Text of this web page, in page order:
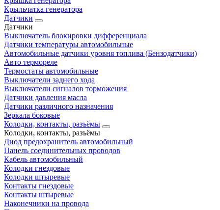
Крыльчатка генератора
Датчики
Датчики
Выключатель блокировки дифференциала
Датчики температуры автомобильные
Автомобильные датчики уровня топлива (Бензодатчики)
Авто термореле
Термостаты автомобильные
Выключатели заднего хода
Выключатели сигналов торможения
Датчики давления масла
Датчики различного назначения
Зеркала боковые
Колодки, контакты, разъёмы
Колодки, контакты, разъёмы
Диод предохранитель автомобильный
Панель соединительных проводов
Кабель автомобильный
Колодки гнездовые
Колодки штыревые
Контакты гнездовые
Контакты штыревые
Наконечники на провода